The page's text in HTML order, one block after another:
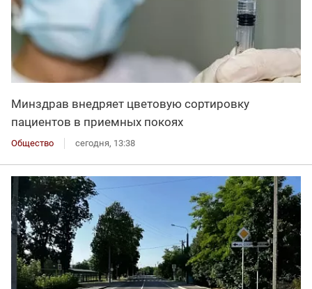
Минздрав внедряет цветовую сортировку
пациентов в приемных покоях
Общество сегодня, 13:38